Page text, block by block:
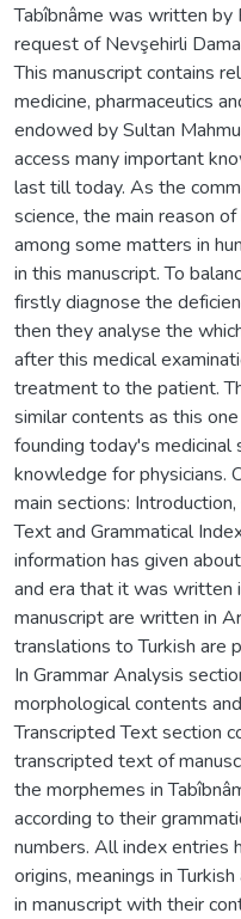
Tabîbnâme was written by
request of Nevşehirli
This manuscript contains
medicine, pharmaceutics
endowed by Sultan
access many important
last till today. As the
science, the main reason
among some matters in
in this manuscript. To
firstly diagnose the
then they analyse the
after this medical
treatment to the patient.
similar contents as this
founding today's medicinal
knowledge for physicians.
main sections:
Text and Grammatical
information has given
and era that it was written
manuscript are written in
translations to Turkish are
In Grammar Analysis
morphological contents
Transcripted Text section
transcripted text of
the morphemes in
according to their
numbers. All index entries
origins, meanings in
in manuscript with their